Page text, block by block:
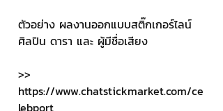
ตัวอย่าง ผลงานออกแบบสติ๊กเกอร์ไลน์
ศิลปิน ดารา และ ผู้มีชื่อเสียง
>>
https://www.chatstickmarket.com/ce
lebport